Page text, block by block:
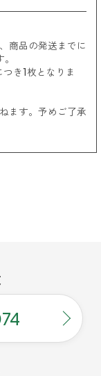
商品の発送までに
き1枚となりま
ます。予めご了承